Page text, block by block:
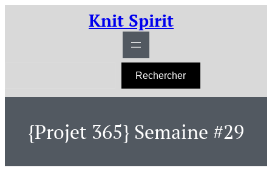
Knit Spirit
h
Rechercher
{Projet 365} Semaine #29